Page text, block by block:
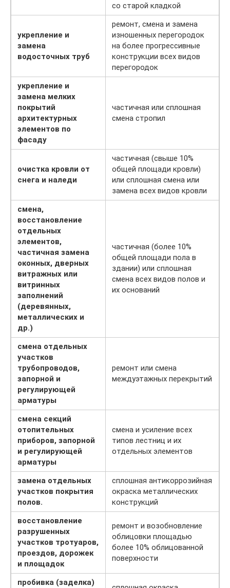
со старой кладкой
укрепление и
замена
водосточных труб
ремонт, смена и замена
изношенных перегородок
на более прогрессивные
конструкции всех видов
перегородок
укрепление и
замена мелких
покрытий
архитектурных
элементов по
фасаду
частичная или сплошная
смена стропил
очистка кровли от
снега и наледи
частичная (свыше 10%
общей площади кровли)
или сплошная смена или
замена всех видов кровли
смена,
восстановление
отдельных
элементов,
частичная замена
оконных, дверных
витражных или
витринных
заполнений
(деревянных,
металлических и
др.)
частичная (более 10%
общей площади пола в
здании) или сплошная
смена всех видов полов и
их оснований
смена отдельных
участков
трубопроводов,
запорной и
регулирующей
арматуры
ремонт или смена
междуэтажных перекрытий
смена секций
отопительных
приборов, запорной
и регулирующей
арматуры
смена и усиление всех
типов лестниц и их
отдельных элементов
замена отдельных
участков покрытия
полов.
сплошная антикоррозийная
окраска металлических
конструкций
восстановление
разрушенных
участков тротуаров,
проездов, дорожек
и площадок
ремонт и возобновление
облицовки площадью
более 10% облицованной
поверхности
пробивка (заделка)